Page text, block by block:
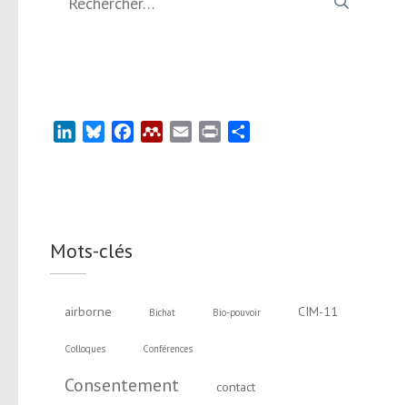
LinkedInBlueskyFacebookMendeley
Email Print
Mots-clés
airborne Bichat Bio-pouvoir CIM-11
Colloques Conférences
Consentement contact